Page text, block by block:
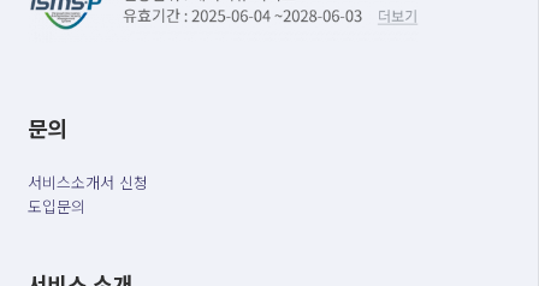
문의
서비스소개서 신청
도입문의